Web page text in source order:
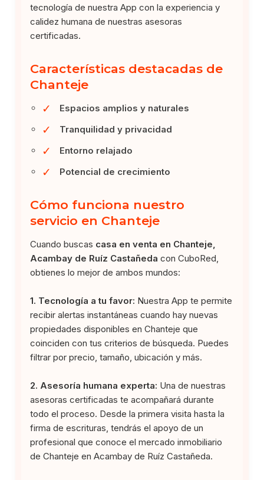
tecnología de nuestra App con la experiencia y
calidez humana de nuestras asesoras
certificadas.
Características destacadas de
Chanteje
✓ Espacios amplios y naturales
✓ Tranquilidad y privacidad
✓ Entorno relajado
✓ Potencial de crecimiento
Cómo funciona nuestro
servicio en Chanteje
Cuando buscas casa en venta en Chanteje,
Acambay de Ruíz Castañeda con CuboRed,
obtienes lo mejor de ambos mundos:
1. Tecnología a tu favor: Nuestra App te permite
recibir alertas instantáneas cuando hay nuevas
propiedades disponibles en Chanteje que
coinciden con tus criterios de búsqueda. Puedes
filtrar por precio, tamaño, ubicación y más.
2. Asesoría humana experta: Una de nuestras
asesoras certificadas te acompañará durante
todo el proceso. Desde la primera visita hasta la
firma de escrituras, tendrás el apoyo de un
profesional que conoce el mercado inmobiliario
de Chanteje en Acambay de Ruíz Castañeda.